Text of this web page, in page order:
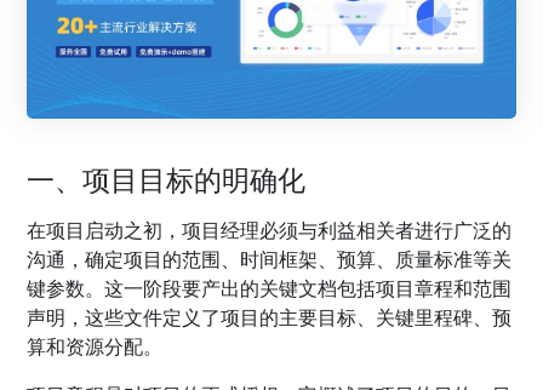
一、项目目标的明确化
在项目启动之初，项目经理必须与利益相关者进行广泛的
沟通，确定项目的范围、时间框架、预算、质量标准等关
键参数。这一阶段要产出的关键文档包括项目章程和范围
声明，这些文件定义了项目的主要目标、关键里程碑、预
算和资源分配。